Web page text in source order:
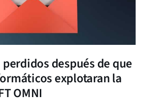
perdidos después de que
explotaran la
OMNI